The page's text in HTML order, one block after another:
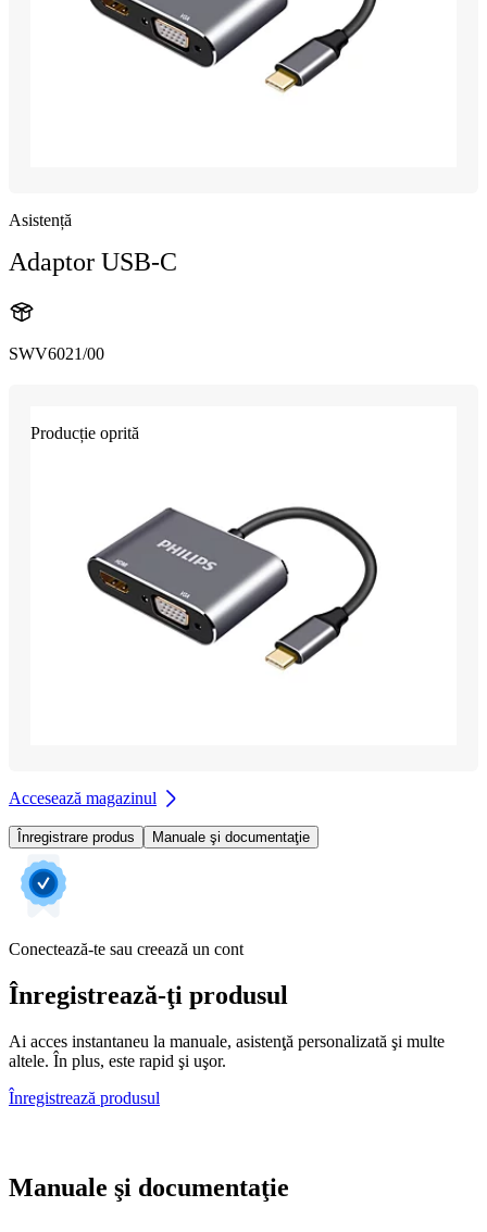
Asistență
Adaptor USB-C
SWV6021/00
Producție oprită
Accesează magazinul
Înregistrare produs Manuale şi documentaţie
Conectează-te sau creează un cont
Înregistrează-ţi produsul
Ai acces instantaneu la manuale, asistenţă personalizată şi multe
altele. În plus, este rapid şi uşor.
Înregistrează produsul
Manuale şi documentaţie